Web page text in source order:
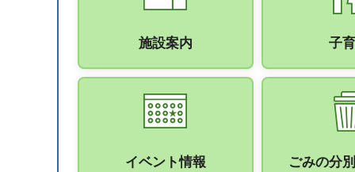
施設案内 子
イベント情報 ごみの分